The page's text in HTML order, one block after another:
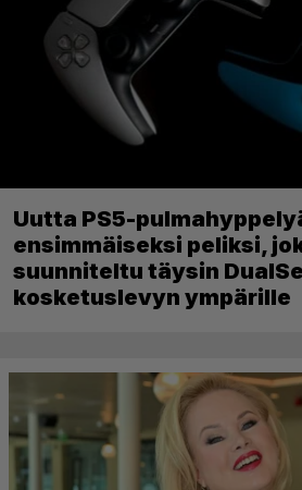
Uutta PS5-
ensimmäiseksi peliksi,
suunniteltu täysin
kosketuslevyn ympärille